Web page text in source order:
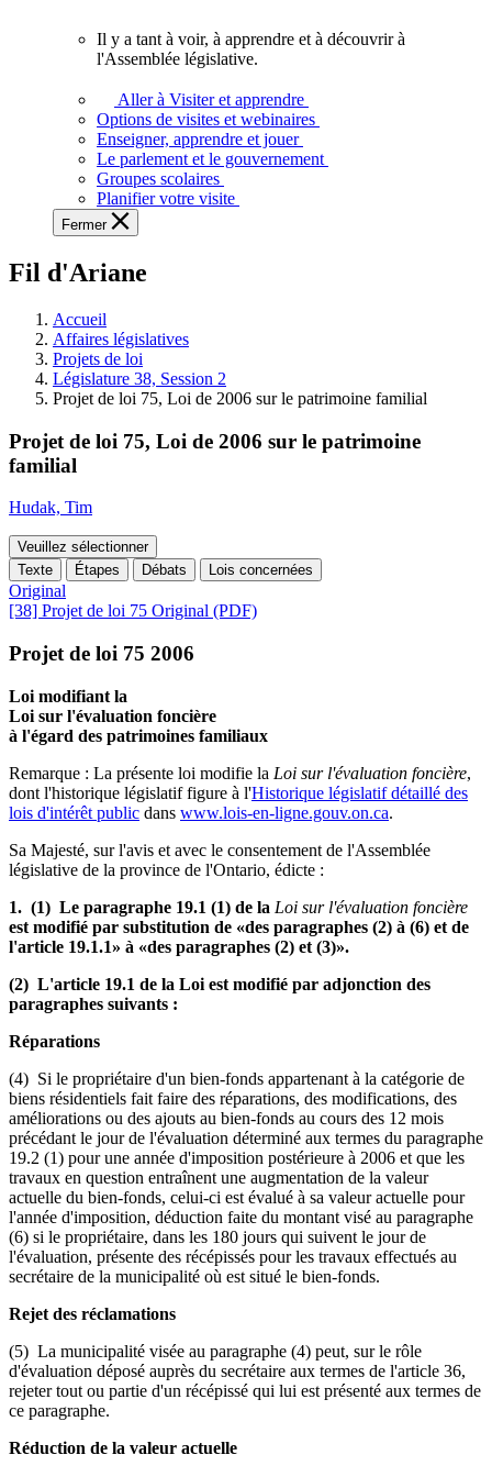
voir,
apprendre
et
à
à
législative.
Il y a tant à voir, à apprendre et à découvrir à
l'Assemblée législative.
Aller à Visiter et apprendre
Options de visites et webinaires
Enseigner, apprendre et jouer
Le parlement et le gouvernement
Groupes scolaires
Planifier votre visite
Fermer
Fil d'Ariane
Accueil
Affaires législatives
Projets de loi
Législature 38, Session 2
Projet de loi 75, Loi de 2006 sur le patrimoine familial
Projet de loi 75, Loi de 2006 sur le patrimoine
familial
Hudak, Tim
Veuillez sélectionner
Texte
Étapes Débats Lois concernées
Original
[38] Projet de loi 75 Original (PDF)
Projet de loi 75 2006
Loi modifiant la
Loi sur l'évaluation foncière
à l'égard des patrimoines familiaux
Remarque : La présente loi modifie la Loi sur l'évaluation foncière,
dont l'historique législatif figure à l'Historique législatif détaillé des
lois d'intérêt public dans www.lois-en-ligne.gouv.on.ca.
Sa Majesté, sur l'avis et avec le consentement de l'Assemblée
législative de la province de l'Ontario, édicte :
1. (1) Le paragraphe 19.1 (1) de la Loi sur l'évaluation foncière
est modifié par substitution de «des paragraphes (2) à (6) et de
l'article 19.1.1» à «des paragraphes (2) et (3)».
(2) L'article 19.1 de la Loi est modifié par adjonction des
paragraphes suivants :
Réparations
(4) Si le propriétaire d'un bien-fonds appartenant à la catégorie de
biens résidentiels fait faire des réparations, des modifications, des
améliorations ou des ajouts au bien-fonds au cours des 12 mois
précédant le jour de l'évaluation déterminé aux termes du paragraphe
19.2 (1) pour une année d'imposition postérieure à 2006 et que les
travaux en question entraînent une augmentation de la valeur
actuelle du bien-fonds, celui-ci est évalué à sa valeur actuelle pour
l'année d'imposition, déduction faite du montant visé au paragraphe
(6) si le propriétaire, dans les 180 jours qui suivent le jour de
l'évaluation, présente des récépissés pour les travaux effectués au
secrétaire de la municipalité où est situé le bien-fonds.
Rejet des réclamations
(5) La municipalité visée au paragraphe (4) peut, sur le rôle
d'évaluation déposé auprès du secrétaire aux termes de l'article 36,
rejeter tout ou partie d'un récépissé qui lui est présenté aux termes de
ce paragraphe.
Réduction de la valeur actuelle